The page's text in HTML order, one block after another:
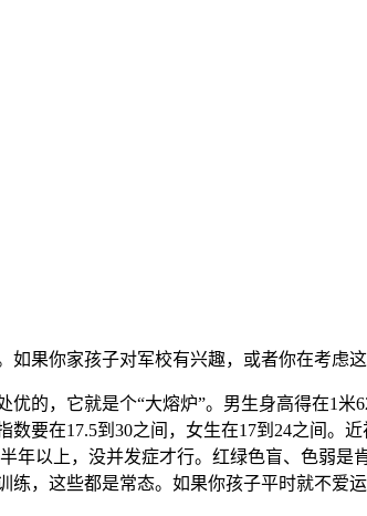
果你家孩子对军校有兴趣，或者你在考虑
的，它就是个“大熔炉”。男生身高得在1米
要在17.5到30之间，女生在17到24之间。
年以上，没并发症才行。红绿色盲、色弱
，这些都是常态。如果你孩子平时就不爱